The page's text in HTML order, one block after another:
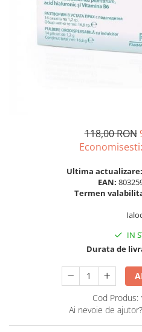
Omega 3
Par si unghii
Slabire si control greutate
Somn stres si anxietate
Supliment Calciu
Supliment Complexe
Supliment Vitamina B
Supliment Vitamina C
Supliment Vitamina D3
Supliment Vitamina E
Ingrijire par
Balsam masca si tratament
Produse cu SPF Pentru Fata
118,00 RON
Economisesti:
Ultima actualizare:
EAN:
Termen
IN
Durata de
Cod Produs:
Ai nevoie de ajutor?